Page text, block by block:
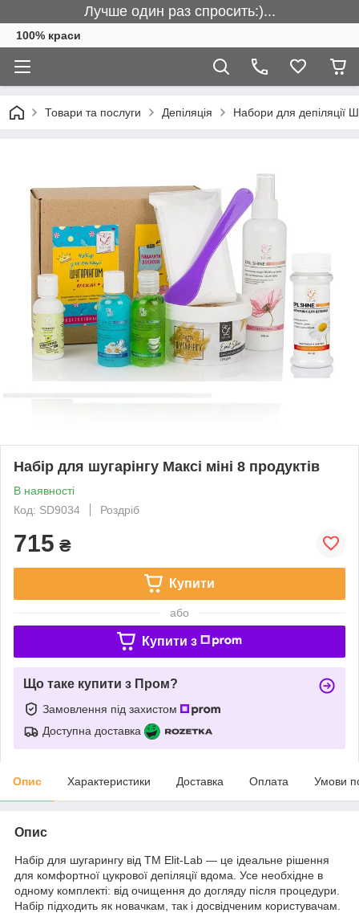
Лучше один раз спросить:)...
100% краси
Товари та послуги Депіляція Набори для депіляції
Набір для шугарінгу Максі міні 8 продуктів
В наявності
Код: SD9034
Роздріб
715 ₴
Купити
або
Купити з
Що таке купити з Пром?
Замовлення під захистом
Доступна доставка
Опис Характеристики Доставка Оплата Умови
Опис
Набір для шугарингу від ТМ Elit-Lab — це ідеальне рішення
для комфортної цукрової депіляції вдома. Усе необхідне в
одному комплекті: від очищення до догляду після процедури.
Набір підходить як новачкам, так і досвідченим користувачам.